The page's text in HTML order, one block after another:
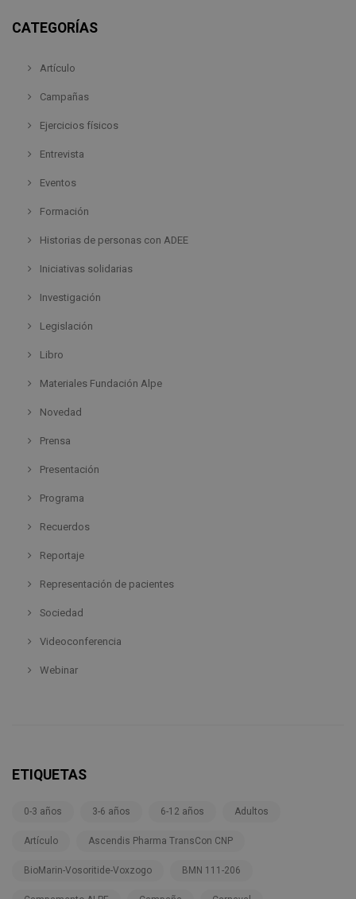
CATEGORÍAS
Artículo
Campañas
Ejercicios físicos
Entrevista
Eventos
Formación
Historias de personas con ADEE
Iniciativas solidarias
Investigación
Legislación
Libro
Materiales Fundación Alpe
Novedad
Prensa
Presentación
Programa
Recuerdos
Reportaje
Representación de pacientes
Sociedad
Videoconferencia
Webinar
ETIQUETAS
0-3 años 3-6 años 6-12 años Adultos
Artículo Ascendis Pharma TransCon CNP
BioMarin-Vosoritide-Voxzogo BMN 111-206